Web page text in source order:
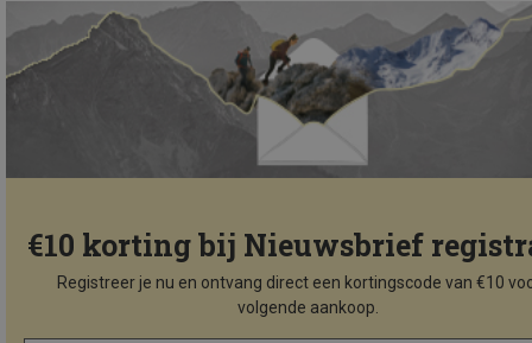
€10 korting bij Nieuwsbrief
Registreer je nu en ontvang direct een kortingscode van €10
volgende aankoop.